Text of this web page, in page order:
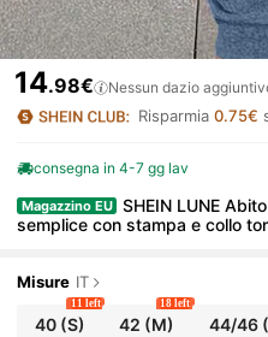
14.98€ Nessun dazio
Risparmia0.75€
consegna in 4-7 gg lav
Magazzino EU
SHEIN LUNE
semplice con stampa e collo
Misure IT
40(S)
11 left
42 (M)
18 left
44/46